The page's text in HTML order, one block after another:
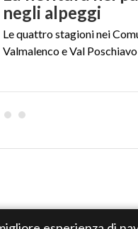
negli alpeggi
Lequattrostagioninei
ValmalencoeVal Poschiavo